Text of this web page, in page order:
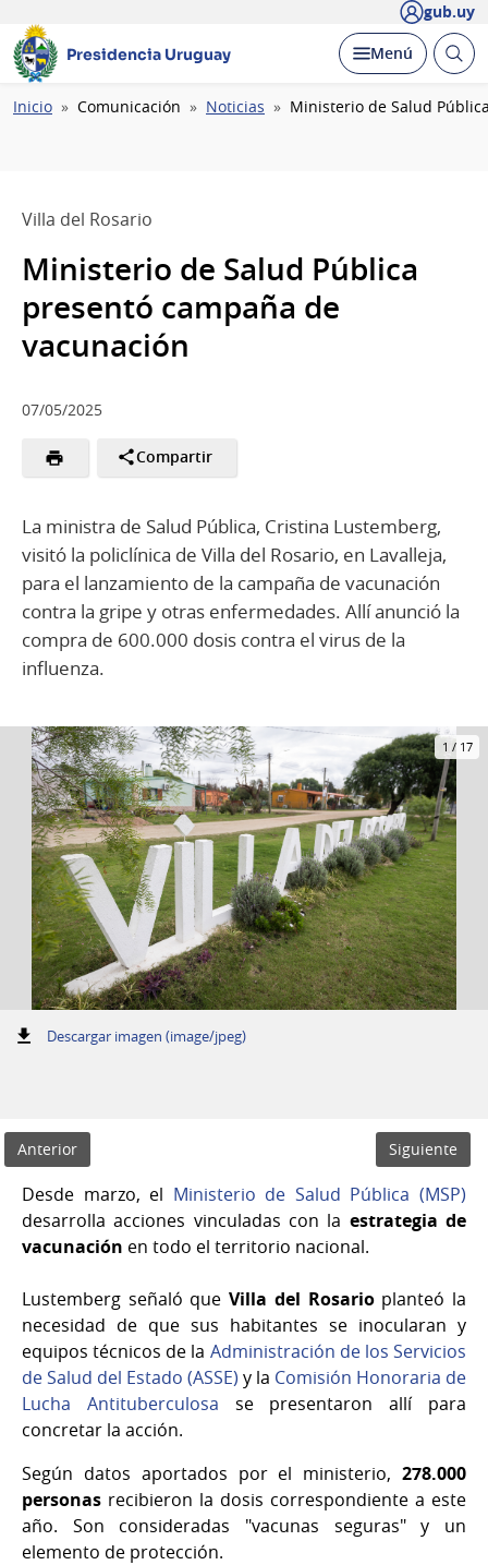
gub.uy
Presidencia Uruguay Desplegar
Menú Abrir
Ruta
Inicio Comunicación Noticias Ministerio de Salud
Villa del Rosario
Ministerio de Salud Pública
presentó campaña de
vacunación
07/05/2025
Compartir
La ministra de Salud Pública, Cristina Lustemberg,
visitó la policlínica de Villa del Rosario, en Lavalleja,
para el lanzamiento de la campaña de vacunación
contra la gripe y otras enfermedades. Allí anunció la
compra de 600.000 dosis contra el virus de la
influenza.
1 / 17
Descargar imagen (image/jpeg):
Anterior Siguiente
Desde marzo, el Ministerio de Salud Pública (MSP)
desarrolla acciones vinculadas con la estrategia de
vacunación en todo el territorio nacional.
Lustemberg señaló queVilla del Rosarioplanteó la
necesidad de que sus habitantes se inocularan y
equipos técnicos de la Administración de los Servicios
de Salud del Estado (ASSE) y la Comisión Honoraria de
Lucha Antituberculosa se presentaron allí para
concretar la acción.
Según datos aportados por el ministerio, 278.000
personas recibieron la dosis correspondiente a este
año. Son consideradas "vacunas seguras" y un
elemento de protección.